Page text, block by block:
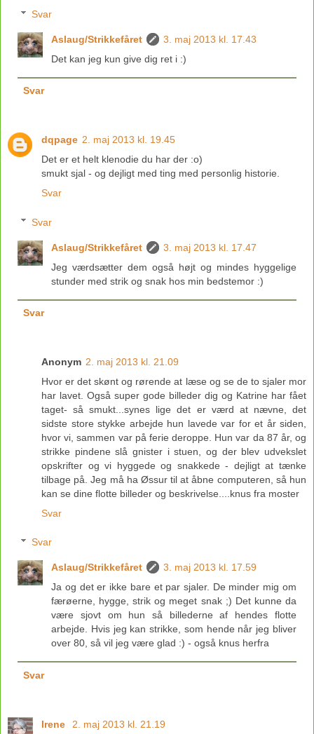
Svar
Aslaug/Strikkefåret
3. maj 2013 kl. 17.43
Det kan jeg kun give dig ret i :)
Svar
dqpage 2. maj 2013 kl. 19.45
Det er et helt klenodie du har der :o)
smukt sjal - og dejligt med ting med personlig historie.
Svar
Svar
Aslaug/Strikkefåret
3. maj 2013 kl. 17.47
Jeg værdsætter dem også højt og mindes hyggelige
stunder med strik og snak hos min bedstemor :)
Svar
Anonym 2. maj 2013 kl. 21.09
Hvor er det skønt og rørende at læse og se de to sjaler mor
har lavet. Også super gode billeder dig og Katrine har fået
taget- så smukt...synes lige det er værd at nævne, det
sidste store stykke arbejde hun lavede var for et år siden,
hvor vi, sammen var på ferie deroppe. Hun var da 87 år, og
strikke pindene slå gnister i stuen, og der blev udvekslet
opskrifter og vi hyggede og snakkede - dejligt at tænke
tilbage på. Jeg må ha Øssur til at åbne computeren, så hun
kan se dine flotte billeder og beskrivelse....knus fra moster
Svar
Svar
Aslaug/Strikkefåret
3. maj 2013 kl. 17.59
Ja og det er ikke bare et par sjaler. De minder mig om
færøerne, hygge, strik og meget snak ;) Det kunne da
være sjovt om hun så billederne af hendes flotte
arbejde. Hvis jeg kan strikke, som hende når jeg bliver
over 80, så vil jeg være glad :) - også knus herfra
Svar
Irene 2. maj 2013 kl. 21.19